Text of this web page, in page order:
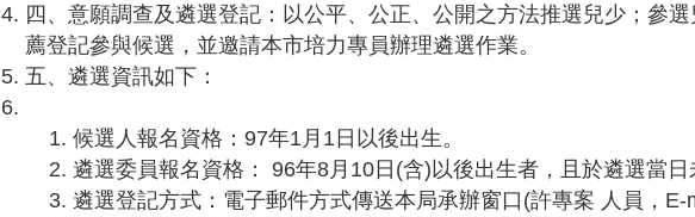
四、意願調查及遴選登記：以公平、公正、公開之方法推選兒少；參
薦登記參與候選，並邀請本市培力專員辦理遴選作業。
五、遴選資訊如下：
候選人報名資格：97年1月1日以後出生。
遴選委員報名資格： 96年8月10日(含)以後出生者，且於遴選當
遴選登記方式：電子郵件方式傳送本局承辦窗口(許專案 人員，